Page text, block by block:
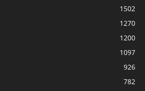
1502
1270
1200
1097
926
782